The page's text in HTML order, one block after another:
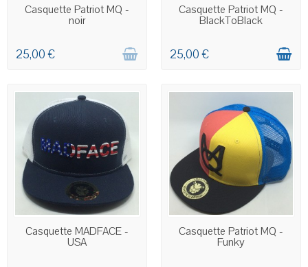
STOCK ÉPUISÉ
Casquette Patriot MQ -
noir
25,00 €
EN STOCK
Casquette Patriot MQ -
BlackToBlack
25,00 €
EN STOCK
Casquette MADFACE -
USA
EN STOCK
Casquette Patriot MQ -
Funky